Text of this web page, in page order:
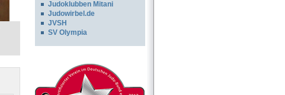
Judoklubben Mitani
Judowirbel.de
JVSH
SV Olympia